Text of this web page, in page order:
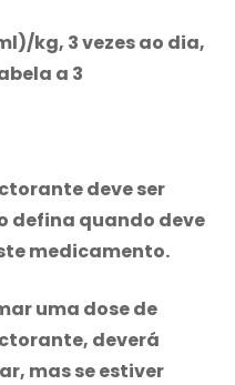
kg, 3 vezes ao dia,
a 3
deve ser
defina quando deve
medicamento.
uma dose de
, deverá
mas se estiver